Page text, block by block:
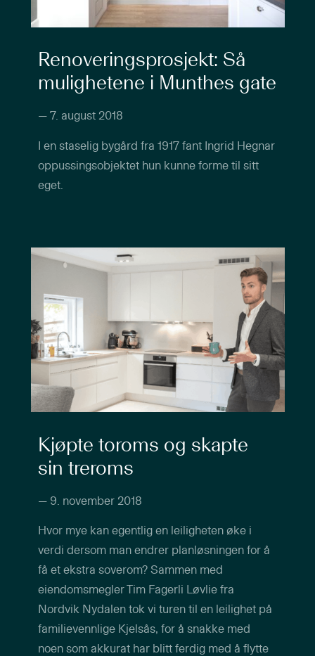
Renoveringsprosjekt: Så
mulighetene i Munthes gate
—7. august 2018
I en staselig bygård fra 1917 fant Ingrid Hegnar
oppussingsobjektet hun kunne forme til sitt
eget.
Kjøpte toroms og skapte
sin treroms
— 9. november 2018
Hvor mye kan egentlig en leiligheten øke i
verdi dersom man endrer planløsningen for å
få et ekstra soverom? Sammen med
eiendomsmegler Tim Fagerli Løvlie fra
Nordvik Nydalen tok vi turen til en leilighet på
familievennlige Kjelsås, for å snakke med
noen som akkurat har blitt ferdig med å flytte